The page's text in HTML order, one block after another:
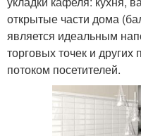
открытые части дома
является идеальным
торговых точек и
потоком посетителей.